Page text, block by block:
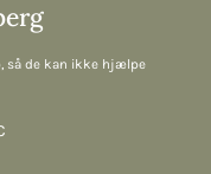
så de kan ikke hjælpe